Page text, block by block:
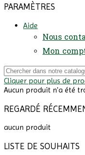
PARAMÈTRES
Aide
Nous
Mon
Cliquer pour plus de
Aucun produit n'a été
REGARDÉ
aucun produit
LISTE DE SOUHAITS